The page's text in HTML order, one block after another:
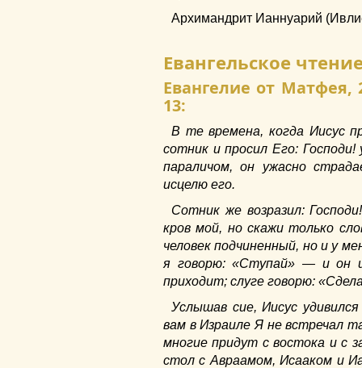
Архимандрит Ианнуарий
Евангельское
Евангелие от Матфея,
13:
В те времена, когда Иисус
сотник и просил Его:
параличом, он ужасно
исцелю его.
Сотник же возразил:
кров мой, но скажи только
человек подчиненный, но и у
я говорю: «Ступай» — и он
приходит; слуге говорю:
Услышав сие, Иисус
вам в Израиле Я не встречал
многие придут с востока и с
стол с Авраамом, Исааком и